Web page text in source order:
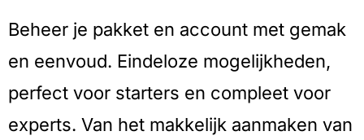
Beheer je pakket en account met gemak
en eenvoud. Eindeloze mogelijkheden,
perfect voor starters en compleet voor
experts. Van het makkelijk aanmaken van